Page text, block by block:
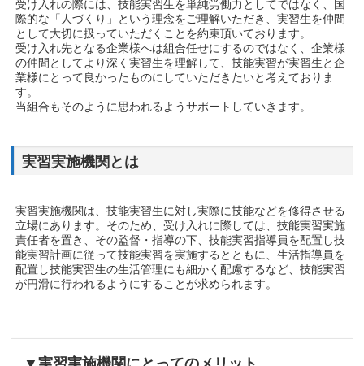
受け入れの際には、技能実習生を単純労働力としてではなく、国
際的な「人づくり」という理念をご理解いただき、実習生を仲間
として大切に扱っていただくことを約束頂いております。
受け入れ先となる企業様へは組合任せにするのではなく、企業様
の仲間としてより深く実習生を理解して、技能実習が実習生と企
業様にとって良かったものにしていただきたいと考えておりま
す。
当組合もそのように思われるようサポートしていきます。
実習実施機関とは
実習実施機関は、技能実習生に対し実際に技能などを修得させる
立場にあります。そのため、受け入れに際しては、技能実習実施
責任者を置き、その監督・指導の下、技能実習指導員を配置し技
能実習計画に従って技能実習を実施するとともに、生活指導員を
配置し技能実習生の生活管理にも細かく配慮するなど、技能実習
が円滑に行われるようにすることが求められます。